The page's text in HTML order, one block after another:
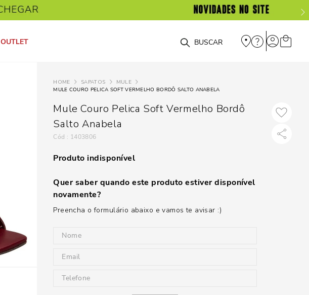
OUTLET O que você está procurando?
SAPATOS
MULE
MULE COURO PELICA SOFT VERMELHO BORDÔ SALTO ANABELA
Mule Couro Pelica Soft Vermelho Bordô
Salto Anabela
: 1403806
Produto indisponível
Quer saber quando este produto estiver disponível
novamente?
Preencha o formulário abaixo e vamos te avisar :)